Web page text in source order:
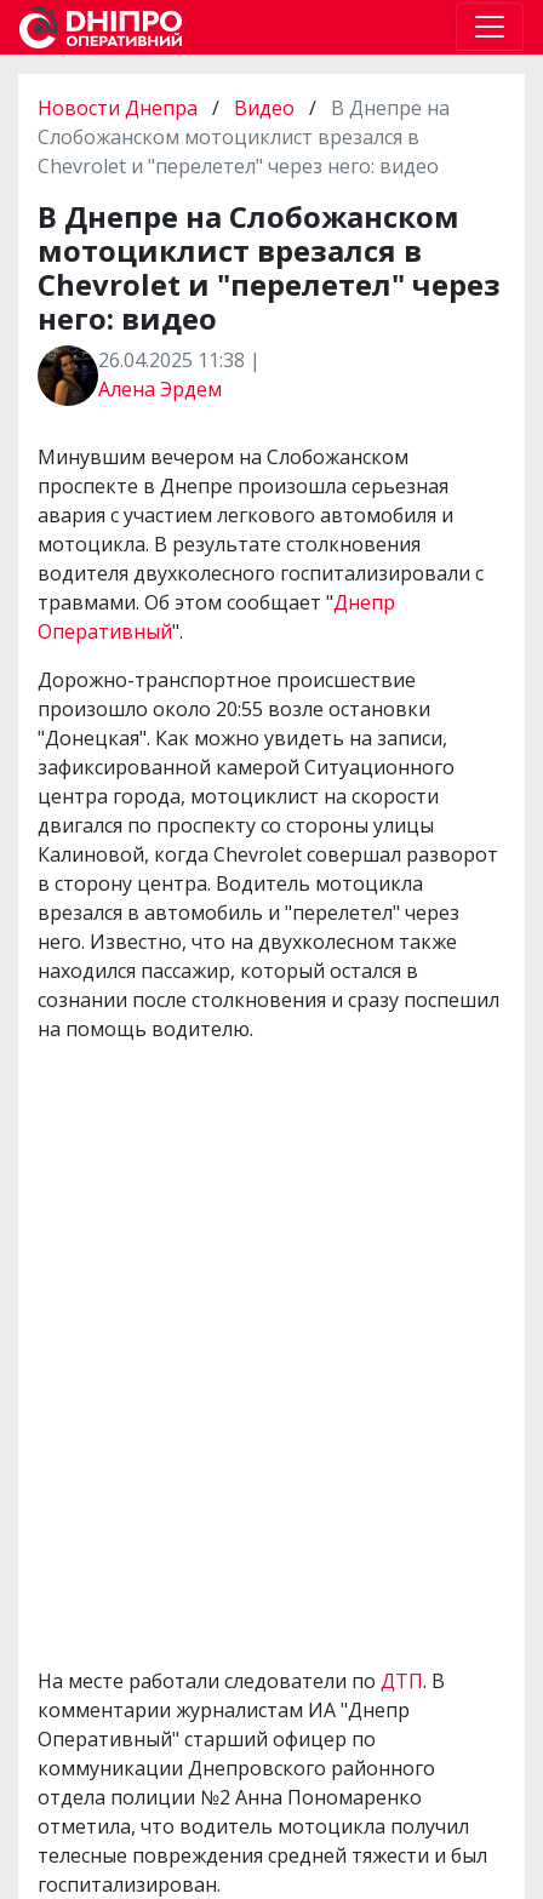
Новости Днепра / Видео / В Днепре на
Слобожанском мотоциклист врезался в
Chevrolet и "перелетел" через него: видео
В Днепре на Слобожанском
мотоциклист врезался в
Chevrolet и "перелетел" через
него: видео
26.04.2025 11:38 |
Алена Эрдем
Минувшим вечером на Слобожанском
проспекте в Днепре произошла серьезная
авария с участием легкового автомобиля и
мотоцикла. В результате столкновения
водителя двухколесного госпитализировали с
травмами. Об этом сообщает "Днепр
Оперативный".
Дорожно-транспортное происшествие
произошло около 20:55 возле остановки
"Донецкая". Как можно увидеть на записи,
зафиксированной камерой Ситуационного
центра города, мотоциклист на скорости
двигался по проспекту со стороны улицы
Калиновой, когда Chevrolet совершал разворот
в сторону центра. Водитель мотоцикла
врезался в автомобиль и "перелетел" через
него. Известно, что на двухколесном также
находился пассажир, который остался в
сознании после столкновения и сразу поспешил
на помощь водителю.
На месте работали следователи по ДТП. В
комментарии журналистам ИА "Днепр
Оперативный" старший офицер по
коммуникации Днепровского районного
отдела полиции №2 Анна Пономаренко
отметила, что водитель мотоцикла получил
телесные повреждения средней тяжести и был
госпитализирован.